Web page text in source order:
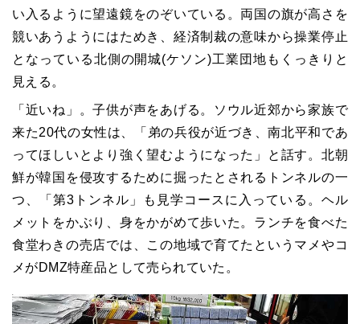
い入るように望遠鏡をのぞいている。両国の旗が高さを
競いあうようにはためき、経済制裁の意味から操業停止
となっている北側の開城(ケソン)工業団地もくっきりと
見える。
「近いね」。子供が声をあげる。ソウル近郊から家族で
来た20代の女性は、「弟の兵役が近づき、南北平和であ
ってほしいとより強く望むようになった」と話す。北朝
鮮が韓国を侵攻するために掘ったとされるトンネルの一
つ、「第3トンネル」も見学コースに入っている。ヘル
メットをかぶり、身をかがめて歩いた。ランチを食べた
食堂わきの売店では、この地域で育てたというマメやコ
メがDMZ特産品として売られていた。